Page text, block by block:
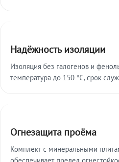
Надёжность изоляции
Изоляция без галогенов и
температура до 150 °C, срок
Огнезащита проёма
Комплект с минеральными
обеспечивает предел